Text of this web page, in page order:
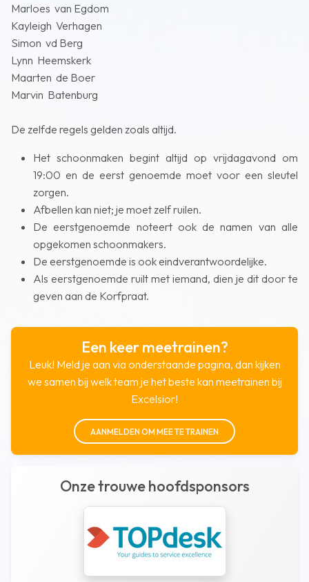
Marloes van Egdom
Kayleigh Verhagen
Simon vd Berg
Lynn Heemskerk
Maarten de Boer
Marvin Batenburg
De zelfde regels gelden zoals altijd.
Het schoonmaken begint altijd op vrijdagavond om
19:00 en de eerst genoemde moet voor een sleutel
zorgen.
Afbellen kan niet; je moet zelf ruilen.
De eerstgenoemde noteert ook de namen van alle
opgekomen schoonmakers.
De eerstgenoemde is ook eindverantwoordelijke.
Als eerstgenoemde ruilt met iemand, dien je dit door te
geven aan de Korfpraat.
Een keer meetrainen?
Leuk! Meld je aan via onderstaande pagina, dan kijken
we samen bij welk team je het beste kan meetrainen bij
Excelsior!
AANMELDEN OM MEE TE TRAINEN
Onze trouwe hoofdsponsors